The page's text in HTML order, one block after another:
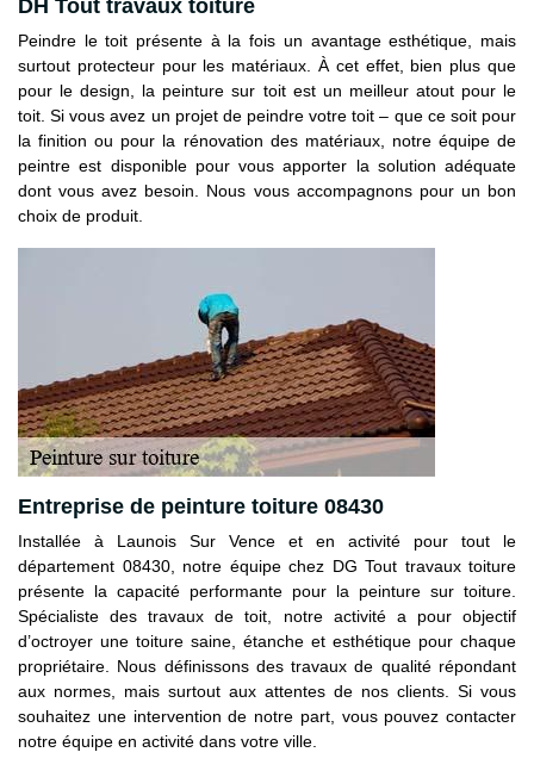
DH Tout travaux toiture
Peindre le toit présente à la fois un avantage esthétique, mais
surtout protecteur pour les matériaux. À cet effet, bien plus que
pour le design, la peinture sur toit est un meilleur atout pour le
toit. Si vous avez un projet de peindre votre toit – que ce soit pour
la finition ou pour la rénovation des matériaux, notre équipe de
peintre est disponible pour vous apporter la solution adéquate
dont vous avez besoin. Nous vous accompagnons pour un bon
choix de produit.
Entreprise de peinture toiture 08430
Installée à Launois Sur Vence et en activité pour tout le
département 08430, notre équipe chez DG Tout travaux toiture
présente la capacité performante pour la peinture sur toiture.
Spécialiste des travaux de toit, notre activité a pour objectif
d’octroyer une toiture saine, étanche et esthétique pour chaque
propriétaire. Nous définissons des travaux de qualité répondant
aux normes, mais surtout aux attentes de nos clients. Si vous
souhaitez une intervention de notre part, vous pouvez contacter
notre équipe en activité dans votre ville.